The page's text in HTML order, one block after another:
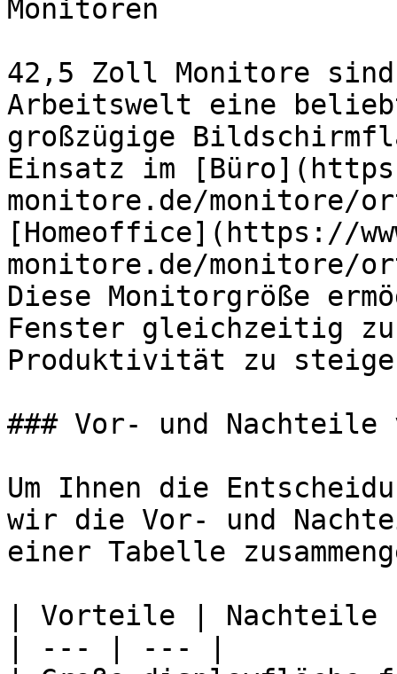
Monitoren
42,5 Zoll Monitore
Arbeitswelt eine
großzügige
Einsatz im
monitore.de/monitore/
[Homeoffice](https://
monitore.de/monitore/
Diese Monitorgröße
Fenster gleichzeitig
Produktivität zu
### Vor- und
Um Ihnen die
wir die Vor- und
einer Tabelle
| Vorteile | Nachteile
| --- | --- |